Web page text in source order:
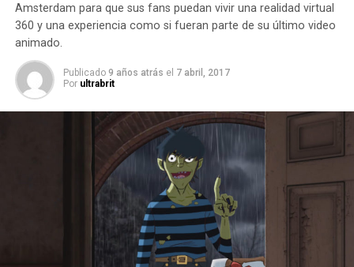
Amsterdam para que sus fans puedan vivir una realidad virtual
360 y una experiencia como si fueran parte de su último video
animado.
Publicado 9 años atrás el 7 abril, 2017
Por ultrabrit